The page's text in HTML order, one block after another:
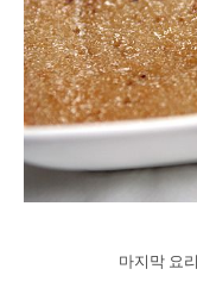
마지막 요